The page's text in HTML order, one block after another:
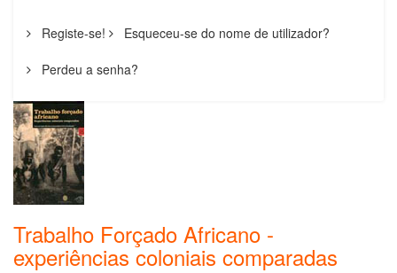
Registe-se! Esqueceu-se do nome de utilizador?
Perdeu a senha?
Trabalho Forçado Africano -
experiências coloniais comparadas